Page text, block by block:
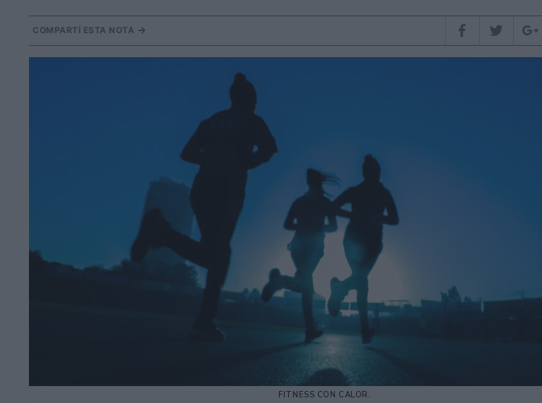
COMPARTÍ ESTA NOTA
FITNESS CON CALOR.